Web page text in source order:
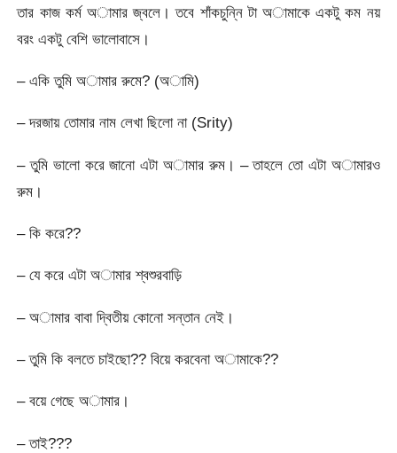
তার কাজ কর্ম অামার জ্বলে। তবে শাঁকচুন্নি টা অামাকে একটু কম নয়
বরং একটু বেশি ভালোবাসে।
– একি তুমি অামার রুমে? (অামি)
– দরজায় তোমার নাম লেখা ছিলো না (Srity)
– তুমি ভালো করে জানো এটা অামার রুম। – তাহলে তো এটা অামারও
রুম।
– কি করে??
– যে করে এটা অামার শ্বশুরবাড়ি
– অামার বাবা দ্বিতীয় কোনো সন্তান নেই।
– তুমি কি বলতে চাইছো?? বিয়ে করবেনা অামাকে??
– বয়ে গেছে অামার।
– তাই???